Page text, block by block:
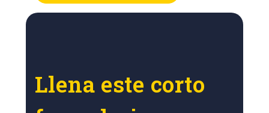
Llena este corto